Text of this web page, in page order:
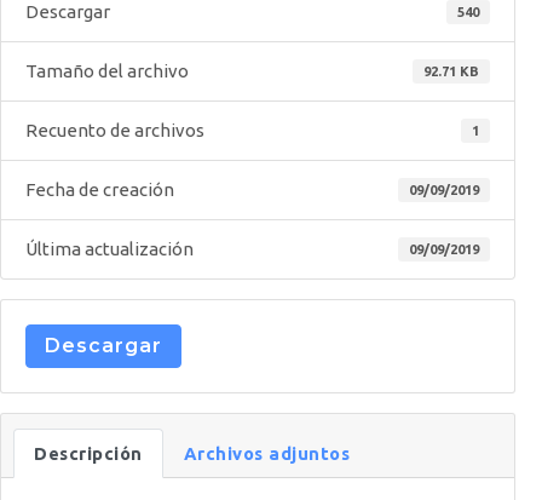
Descargar 540
Tamaño del archivo 92.71 KB
Recuento de archivos 1
Fecha de creación 09/09/2019
Última actualización 09/09/2019
Descargar
Descripción Archivos adjuntos